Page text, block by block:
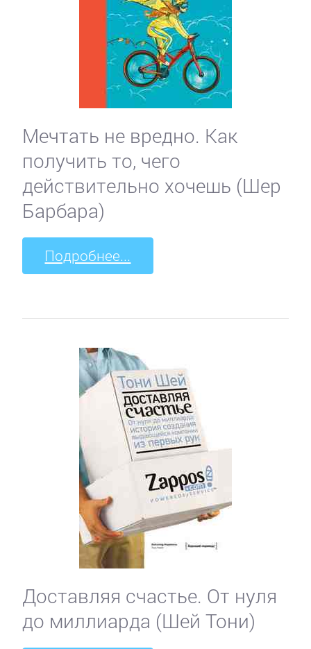
Мечтать не вредно. Как
получить то, чего
действительно хочешь (Шер
Барбара)
Подробнее...
Доставляя счастье. От нуля
до миллиарда (Шей Тони)